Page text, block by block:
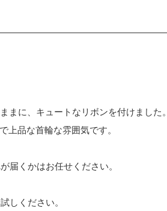
まに、キュートなリボンを付けました。
上品な首輪な雰囲気です。
届くかはお任せください。
しください。